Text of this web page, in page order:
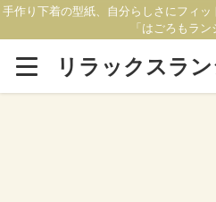
手作り下着の型紙、自分らしさにフィ
「はごろもラン
リラックスラ